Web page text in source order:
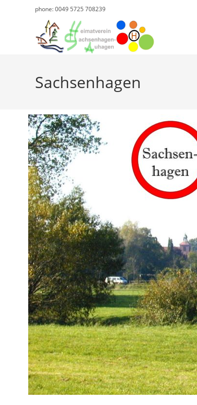
phone: 0049 5725 708239
Sachsenhagen